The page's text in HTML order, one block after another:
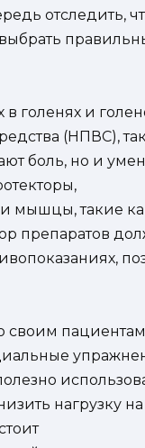
отследить,
голенях и
(НПВС),
боль, но и
мышцы, такие
препаратов
своим пациентам
нагрузку на